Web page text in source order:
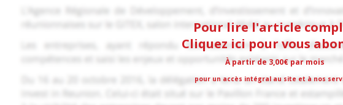
Pour lire l'article
Cliquez ici pour vous
À partir de 3,00€ par mois
pour un accès intégral au site et à nos